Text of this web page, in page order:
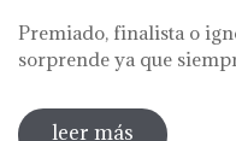
Premiado, finalista o
sorprende ya que
leer más sobre